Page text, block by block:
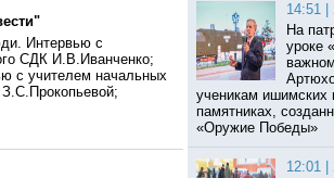
Интервью с
СДК И.В.Иванченко;
с учителем начальных
14:51 |
На
уроке
ученикам ишимских
памятниках,
«Оружие Победы»
12:01 |